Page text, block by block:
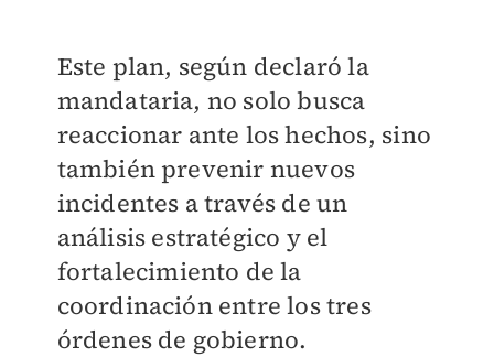
Este plan, según declaró la
mandataria, no solo busca
reaccionar ante los hechos, sino
también prevenir nuevos
incidentes a través de un
análisis estratégico y el
fortalecimiento de la
coordinación entre los tres
órdenes de gobierno.